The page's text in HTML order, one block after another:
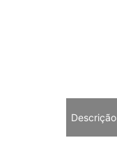
Descrição